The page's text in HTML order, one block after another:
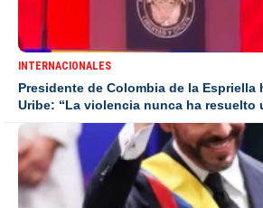
INTERNACIONALES
Presidente de Colombia de la Espriella
Uribe: “La violencia nunca ha resuelto